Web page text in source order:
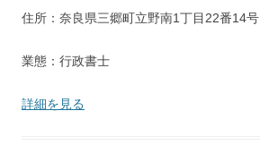
住所：奈良県三郷町立野南1丁目22番14号
業態：行政書士
詳細を見る